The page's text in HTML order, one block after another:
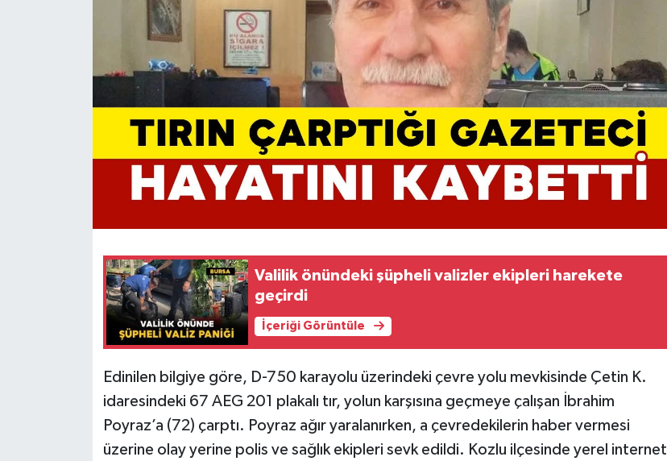
Valilik önündeki şüpheli valizler ekipleri harekete
geçirdi
İçeriği Görüntüle
Edinilen bilgiye göre, D-750 karayolu üzerindeki çevre yolu mevkisinde Çetin K.
idaresindeki 67 AEG 201 plakalı tır, yolun karşısına geçmeye çalışan İbrahim
Poyraz’a (72) çarptı. Poyraz ağır yaralanırken, a çevredekilerin haber vermesi
üzerine olay yerine polis ve sağlık ekipleri sevk edildi. Kozlu ilçesinde yerel internet